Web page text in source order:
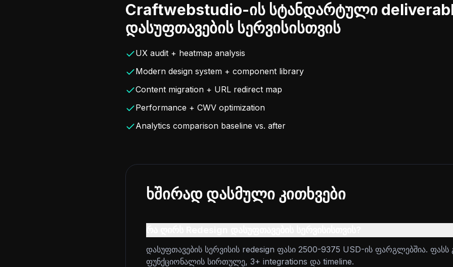
Craftwebstudio-ის სტანდარტული
დასუფთავების სერვისისთვის
UX audit + heatmap analysis
Modern design system + component library
Content migration + URL redirect map
Performance + CWV optimization
Analytics comparison baseline vs. after
ხშირად დასმული კითხვები
დასუფთავების სერვისის redesign ფასი 2500-9375 USD-ის ფარგლებშია. ფასს
ფუნქციონალის სირთულე, 3+ integrations და timeline.